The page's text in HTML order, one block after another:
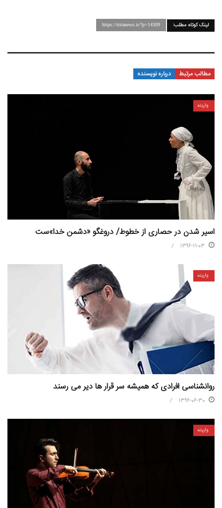
لینک کوتاه مطلب: https://tritanews.ir/?p=14309
مطالب مرتبط درباره نویسنده
واریته
اسیر شدن در حصاری از خطوط/ دروغگو «دشمن خدا»ست
1396-11-03
واریته
روانشناسی افرادی که همیشه سر قرار ها دیر می رسند
1396-06-30
واریته